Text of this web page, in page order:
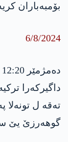
بۆمبەباران
6/8/2024
داگیرکەرا
تەقە ل
گوهەرزێ یێ